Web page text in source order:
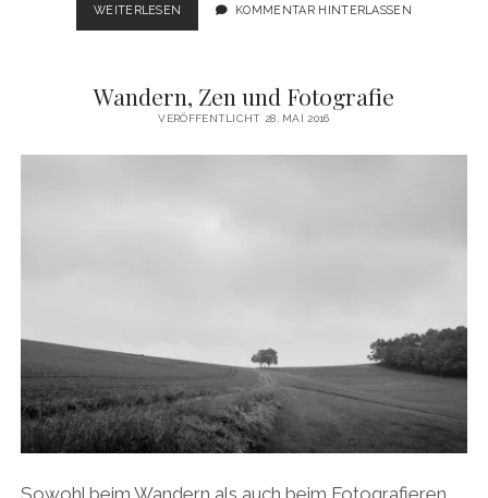
WEITERLESEN ZILLERTAL
HIKE
KOMMENTAR HINTERLASSEN
Wandern, Zen und Fotografie
VERÖFFENTLICHT 28. MAI 2016